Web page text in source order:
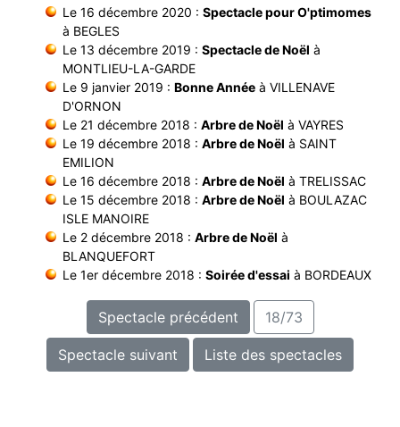
Le 16 décembre 2020 : Spectacle pour O'ptimomes
à BEGLES
Le 13 décembre 2019 : Spectacle de Noël à
MONTLIEU-LA-GARDE
Le 9 janvier 2019 : Bonne Année à VILLENAVE
D'ORNON
Le 21 décembre 2018 : Arbre de Noël à VAYRES
Le 19 décembre 2018 : Arbre de Noël à SAINT
EMILION
Le 16 décembre 2018 : Arbre de Noël à TRELISSAC
Le 15 décembre 2018 : Arbre de Noël à BOULAZAC
ISLE MANOIRE
Le 2 décembre 2018 : Arbre de Noël à
BLANQUEFORT
Le 1er décembre 2018 : Soirée d'essai à BORDEAUX
Spectacle précédent 18/73
Spectacle suivant Liste des spectacles